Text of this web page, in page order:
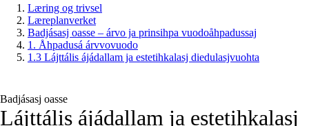
Læring og trivsel
Læreplanverket
Badjásasj oasse – árvo ja prinsihpa vuodoåhpadussaj
1. Åhpadusá árvvovuodo
1.3 Lájttális ájádallam ja estetihkalasj diedulasjvuohta
Badjásasj oasse
Lájttális ájádallam ja estetihkalasj